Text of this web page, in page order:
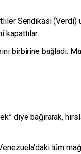
Sendikası (Verdi)
kapattılar.
birbirine
bağırarak,
tüm